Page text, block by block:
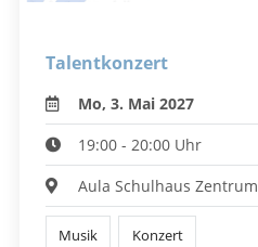
Talentkonzert
Mo, 3. Mai 2027
19:00 - 20:00 Uhr
Aula Schulhaus Zentrum
Musik Konzert